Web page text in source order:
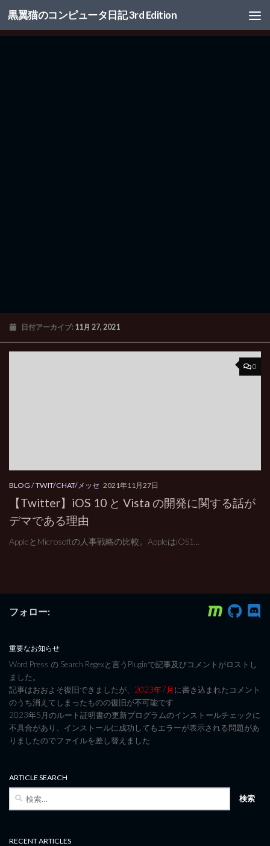
コンテンツへスキップ
黒翼猫のコンピュータ日記 3rd Edition
日付アーカイブ: 11月 27, 2021
0
BLOG /TWIT/CHAT/メッセ 2021年11月27日
【Twitter】iOS 10 と Vista の開発に関する話が
デマである理由
AppleとMicrosoftの人事戦略の比較。AppleはiOS1...
フォロー:
重要なお知らせ
Word Press の Search Regexと言うPluginで記事及びコメントがロストし
ました。
記事はおおよそ復旧できましたが、 2023年7月に書き込まれたコメント
のうち消えてしまったものの復旧が不可能です
2023年5月のルート証明書の更新プログラムのインストールチェックに
不具合があり、インストールに成功してもエラーが表示される問題があ
りましたのでファイルを差し替えました
ARTICLE SEARCH
RECENT ARTICLES